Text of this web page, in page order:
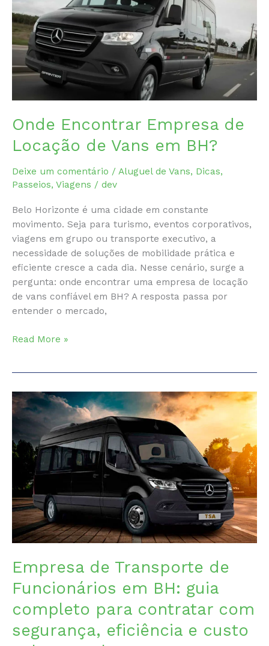
Onde Encontrar Empresa de
Locação de Vans em BH?
Deixe um comentário / Aluguel de Vans, Dicas,
Passeios, Viagens / dev
Belo Horizonte é uma cidade em constante
movimento. Seja para turismo, eventos corporativos,
viagens em grupo ou transporte executivo, a
necessidade de soluções de mobilidade prática e
eficiente cresce a cada dia. Nesse cenário, surge a
pergunta: onde encontrar uma empresa de locação
de vans confiável em BH? A resposta passa por
entender o mercado,
Onde
Locação
de
em
BH?
Read More »
Empresa de Transporte de
Funcionários em BH: guia
completo para contratar com
segurança, eficiência e custo